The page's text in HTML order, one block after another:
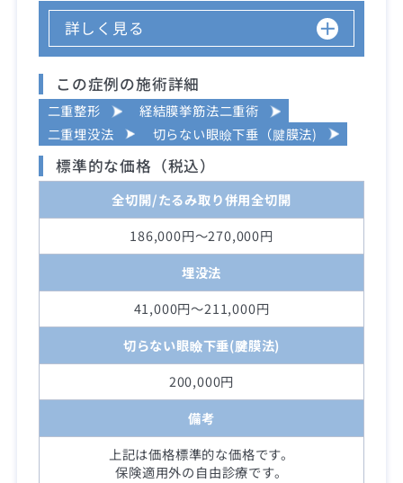
詳しく見る
この症例の施術詳細
二重整形
経結膜挙筋法二重術
二重埋没法
切らない眼瞼下垂（腱膜法)
標準的な価格（税込）
全切開/たるみ取り併用全切開
186,000円～270,000円
埋没法
41,000円～211,000円
切らない眼瞼下垂(腱膜法)
200,000円
備考
上記は価格標準的な価格です。
保険適用外の自由診療です。